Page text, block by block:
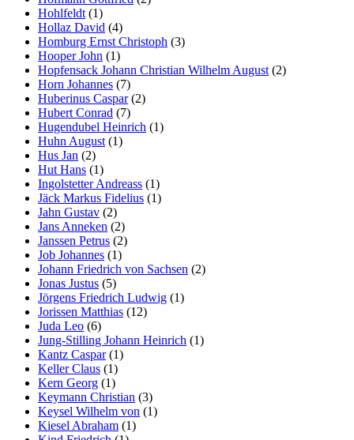
Hohlfeldt (1)
Hollaz David (4)
Homburg Ernst Christoph (3)
Hooper John (1)
Hopfensack Johann Christian Wilhelm August (2)
Horn Johannes (7)
Huberinus Caspar(2)
Hubert Conrad (7)
Hugendubel Heinrich (1)
Huhn August (1)
Hus Jan (2)
Hut Hans (1)
Ingolstetter Andreass (1)
Jäck Markus Fidelius (1)
Jahn Gustav (2)
Jans Anneken (2)
Janssen Petrus (2)
Job Johannes (1)
Johann Friedrich von Sachsen (2)
Jonas Justus (5)
Jörgens Friedrich Ludwig (1)
Jorissen Matthias (12)
Juda Leo (6)
Jung-Stilling Johann Heinrich (1)
Kantz Caspar(1)
Keller Claus (1)
Kern Georg (1)
Keymann Christian (3)
Keysel Wilhelm von (1)
Kiesel Abraham (1)